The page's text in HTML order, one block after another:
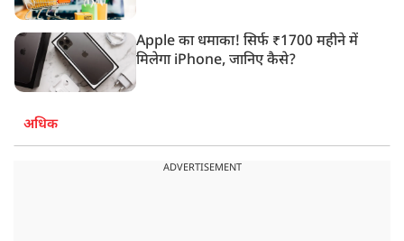
Apple का धमाका! सिर्फ ₹1700 महीने में
मिलेगा iPhone, जानिए कैसे?
अधिक
ADVERTISEMENT